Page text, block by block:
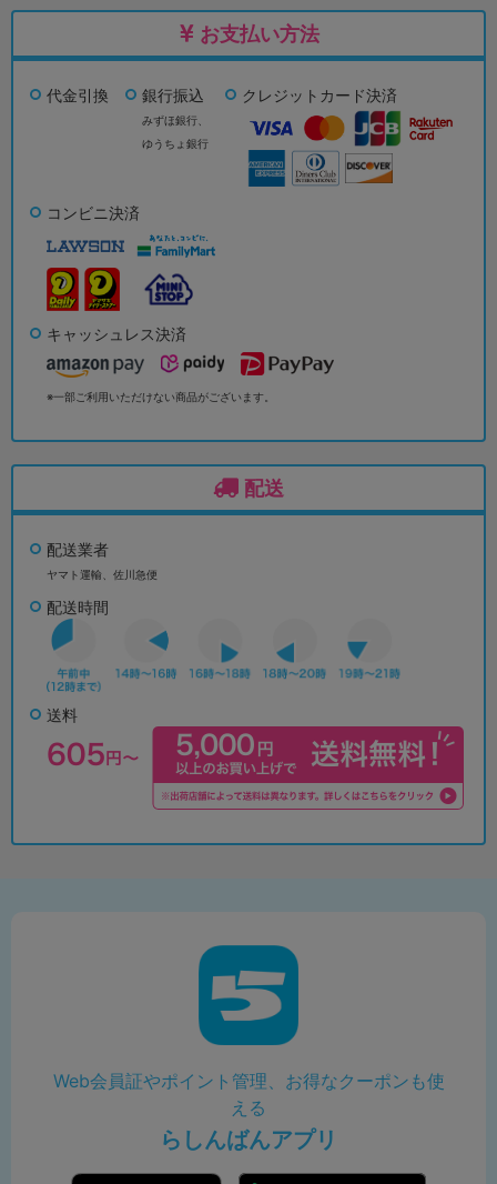
お支払い方法
代金引換 銀行振込
みずほ銀行、
ゆうちょ銀行
クレジットカード決済
コンビニ決済
キャッシュレス決済
※一部ご利用いただけない商品がございます。
配送
配送業者
ヤマト運輸、佐川急便
配送時間
送料
Web会員証やポイント管理、お得なクーポンも使
える
らしんばんアプリ